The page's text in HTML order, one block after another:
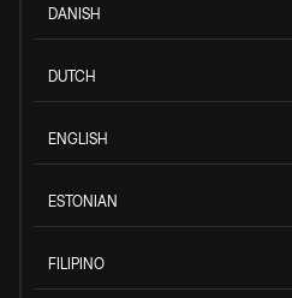
DANISH
DUTCH
ENGLISH
ESTONIAN
FILIPINO